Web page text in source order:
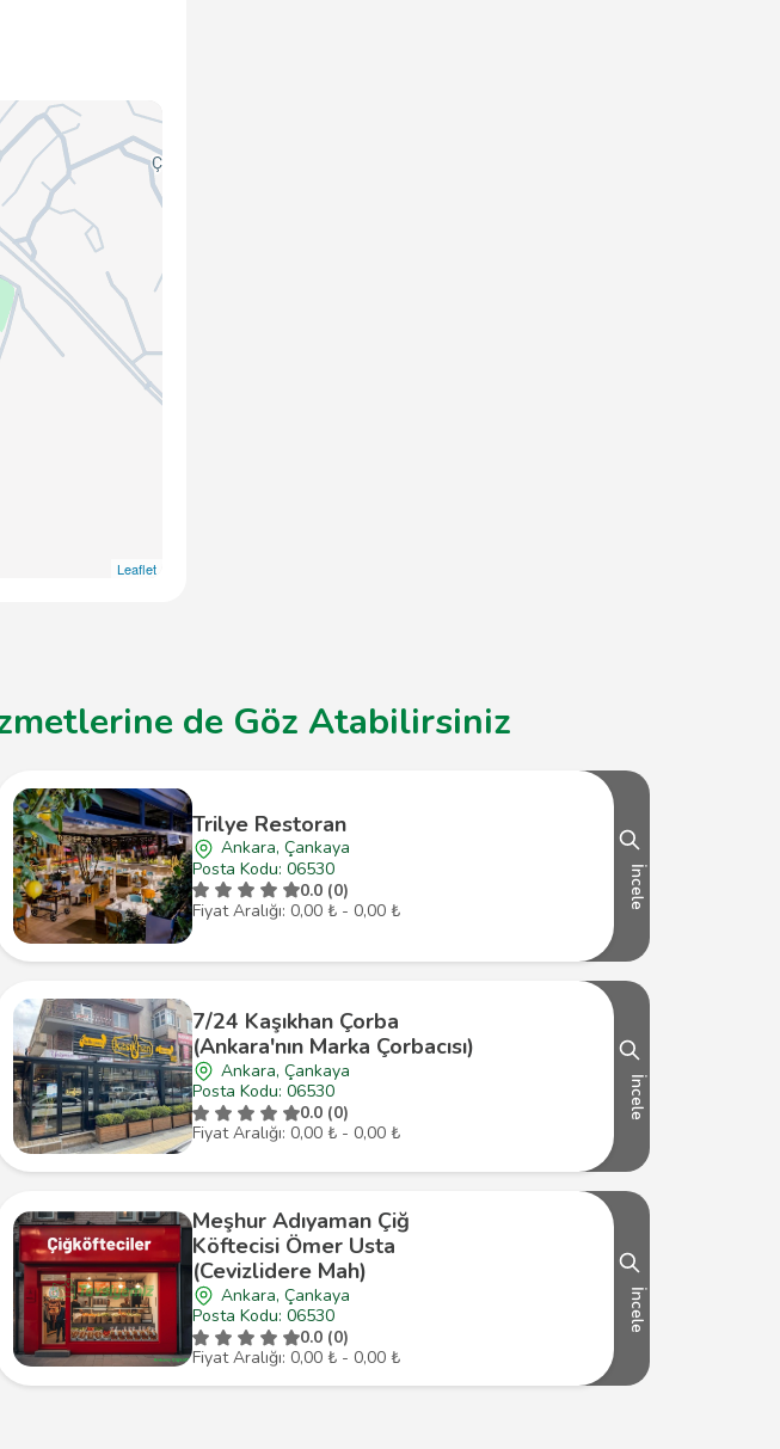
Leaflet
de Göz Atabilirsiniz
Trilye Restoran
Ankara, Çankaya
Posta Kodu: 06530
0.0 (0)
Fiyat Aralığı: 0,00 ₺ - 0,00 ₺
İncele
7/24 Kaşıkhan Çorba
(Ankara'nın Marka Çorbacısı)
Ankara, Çankaya
Posta Kodu: 06530
0.0 (0)
Fiyat Aralığı: 0,00 ₺ - 0,00 ₺
İncele
Meşhur Adıyaman Çiğ
Köftecisi Ömer Usta
(Cevizlidere Mah)
Ankara, Çankaya
Posta Kodu: 06530
0.0 (0)
Fiyat Aralığı: 0,00 ₺ - 0,00 ₺
İncele